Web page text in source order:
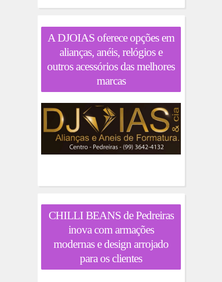
A DJOIAS oferece opções em
alianças, anéis, relógios e
outros acessórios das melhores
marcas
CHILLI BEANS de Pedreiras
inova com armações
modernas e design arrojado
para os clientes